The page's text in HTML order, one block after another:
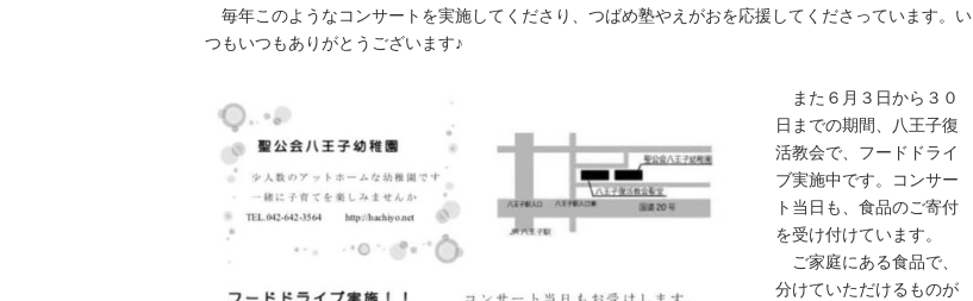
毎年このようなコンサートを実施してくださり、つばめ塾やえがおを応援してくださっています。い
つもいつもありがとうございます♪
また６月３日から３０
日までの期間、八王子復
活教会で、フードドライ
ブ実施中です。コンサー
ト当日も、食品のご寄付
を受け付けています。
ご家庭にある食品で、
分けていただけるものが